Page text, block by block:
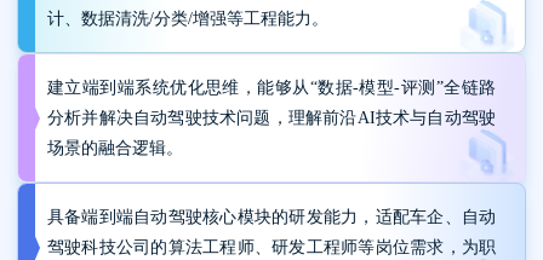
计、数据清洗/分类/增强等工程能力。
建立端到端系统优化思维，能够从“数据-模型-评测”全链路
分析并解决自动驾驶技术问题，理解前沿AI技术与自动驾驶
场景的融合逻辑。
具备端到端自动驾驶核心模块的研发能力，适配车企、自动
驾驶科技公司的算法工程师、研发工程师等岗位需求，为职